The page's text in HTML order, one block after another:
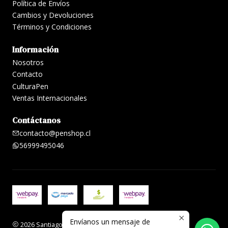
Política de Envíos
Cambios y Devoluciones
Términos y Condiciones
Información
Nosotros
Contacto
CulturaPen
Ventas Internacionales
Contáctanos
contacto@penshop.cl
56999495046
2026 Santiago Penshop plumas, lapiceras y accesorios.
Envíanos un mensaje de